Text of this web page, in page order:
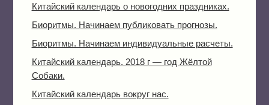
Китайский календарь о новогодних праздниках.
Биоритмы. Начинаем публиковать прогнозы.
Биоритмы. Начинаем индивидуальные расчеты.
Китайский календарь. 2018 г — год Жёлтой
Собаки.
Китайский календарь вокруг нас.